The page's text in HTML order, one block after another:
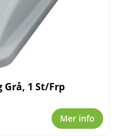
1 St/Frp
Mer info